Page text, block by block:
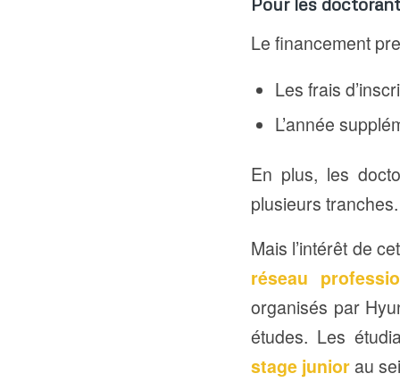
Le financement
Les frais
L’année
En plus, les
plusieurs tranches.
Mais l’intérêt de
réseau
organisés par
études. Les
stage junior au